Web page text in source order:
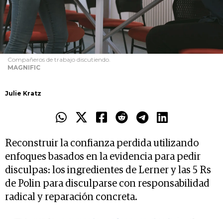
Compañeros de trabajo discutiendo.
MAGNIFIC
Julie Kratz
Reconstruir la confianza perdida utilizando
enfoques basados ​​en la evidencia para pedir
disculpas: los ingredientes de Lerner y las 5 Rs
de Polin para disculparse con responsabilidad
radical y reparación concreta.